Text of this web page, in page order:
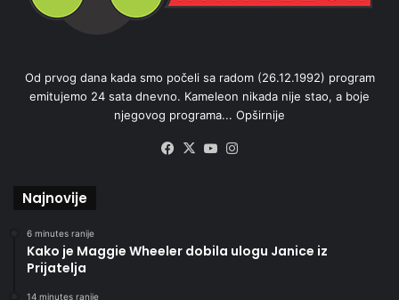
Od prvog dana kada smo počeli sa radom (26.12.1992) program
emitujemo 24 sata dnevno. Kameleon nikada nije stao, a boje
njegovog programa... Opširnije
Facebook
X YouTube
Najnovije
6 minutes ranije
Kako je Maggie Wheeler dobila ulogu Janice iz
Prijatelja
14 minutes ranije